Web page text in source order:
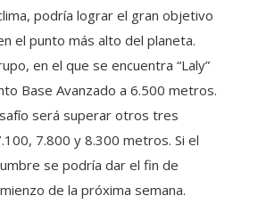
podría lograr el gran objetivo
el punto más alto del planeta.
en el que se encuentra “Laly”
Base Avanzado a 6.500 metros.
será superar otros tres
7.800 y 8.300 metros. Si el
se podría dar el fin de
de la próxima semana.